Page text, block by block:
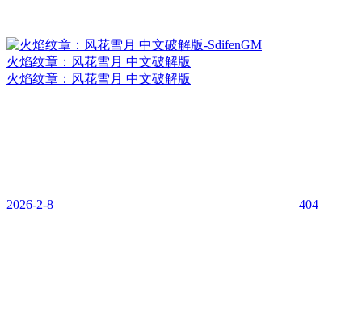
火焰纹章：风花雪月 中文破解版
火焰纹章：风花雪月 中文破解版
2026-2-8 404